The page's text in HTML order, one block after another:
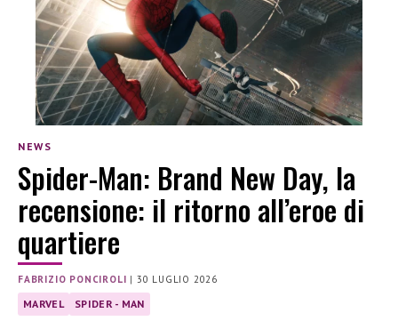
NEWS
Spider-Man: Brand New Day, la
recensione: il ritorno all’eroe di
quartiere
FABRIZIO PONCIROLI | 30 LUGLIO 2026
MARVEL SPIDER - MAN